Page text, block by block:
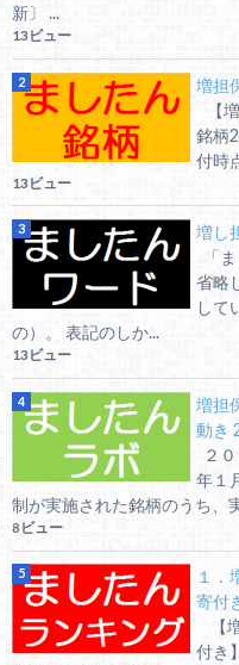
新〕 ...
13ビュー
増担
【
銘柄
付時
13ビュー
増し
「
省略
して
の）。 表記のしか...
13ビュー
増担
動き
２
年１
制が実施された銘柄のうち、
8ビュー
１．
寄付
【
付き